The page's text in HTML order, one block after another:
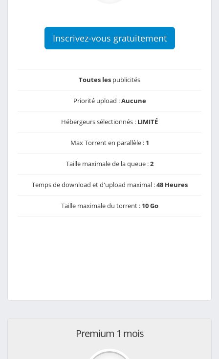
Inscrivez-vous gratuitement
Toutes les publicités
Priorité upload :Aucune
Hébergeurs sélectionnés : LIMITÉ
Max Torrent en parallèle : 1
Taille maximale de la queue :2
Temps de download et d'upload maximal :48 Heures
Taille maximale du torrent : 10 Go
Premium 1 mois